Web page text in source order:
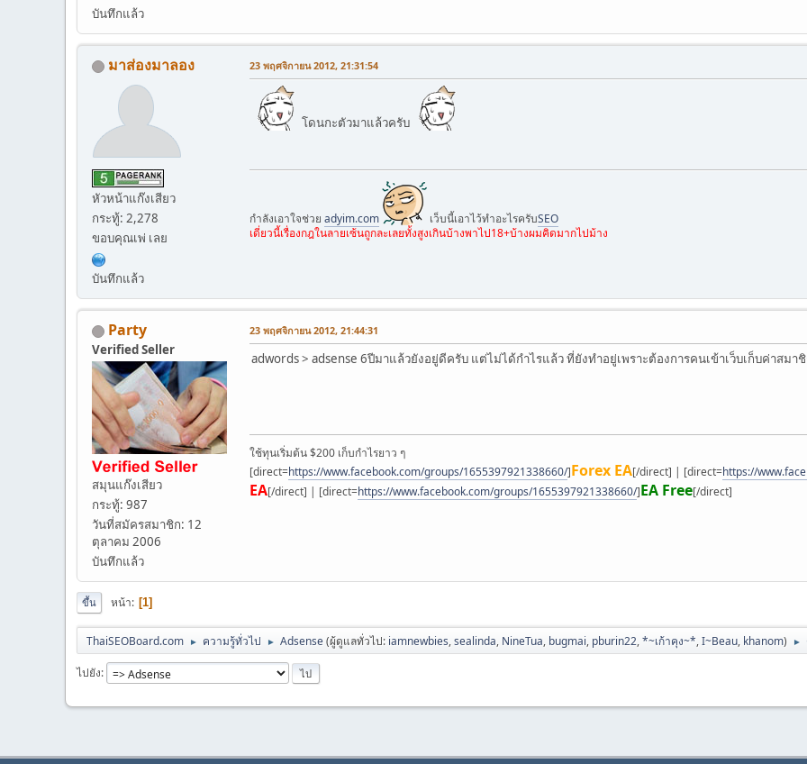
บันทึกแล้ว
มาส่องมาลอง
หัวหน้าแก๊งเสียว
กระทู้: 2,278
ขอบคุณเพ่ เลย
บันทึกแล้ว
23 พฤศจิกายน 2012, 21:31:54
โดนกะตัวมาแล้วครับ
กำลังเอาใจช่วย adyim.com เว็บนี้เอาไว้ทำอะไรครับSEO
เดี่ยวนี้เรื่องกฎในลายเซ้นถูกละเลยทั้งสูงเกินบ้างพาไป18+บ้างผมคิดมากไปม้าง
Party
Verified Seller
สมุนแก๊งเสียว
กระทู้: 987
วันที่สมัครสมาชิก: 12
ตุลาคม 2006
บันทึกแล้ว
23 พฤศจิกายน 2012, 21:44:31
adwords > adsense 6ปีมาแล้วยังอยู่ดีครับ แต่ไม่ได้กำไรแล้ว ที่ยังทำอยู่เพราะต้องการคนเข้าเว็บเก็บค่าสมา
ใช้ทุนเริ่มต้น $200 เก็บกำไรยาว ๆ
[direct=https://www.facebook.com/groups/1655397921338660/]Forex EA[/direct] | [direct=https://
EA[/direct] | [direct=https://www.facebook.com/groups/1655397921338660/]EA Free[/direct]
ขึ้น หน้า 1
ThaiSEOBoard.com ► ความรู้ทั่วไป ► Adsense(ผู้ดูแลทั่วไป: iamnewbies,sealinda, NineTua, bugmai, pburin22,*~เก้าคุง~*,I~Beau, khanom) ►
ไปยัง